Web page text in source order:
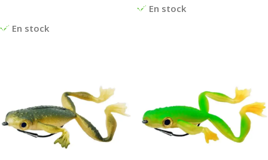
En stock
En stock